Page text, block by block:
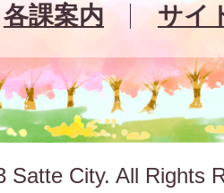
各課案内
サイ
Satte City. All Rights